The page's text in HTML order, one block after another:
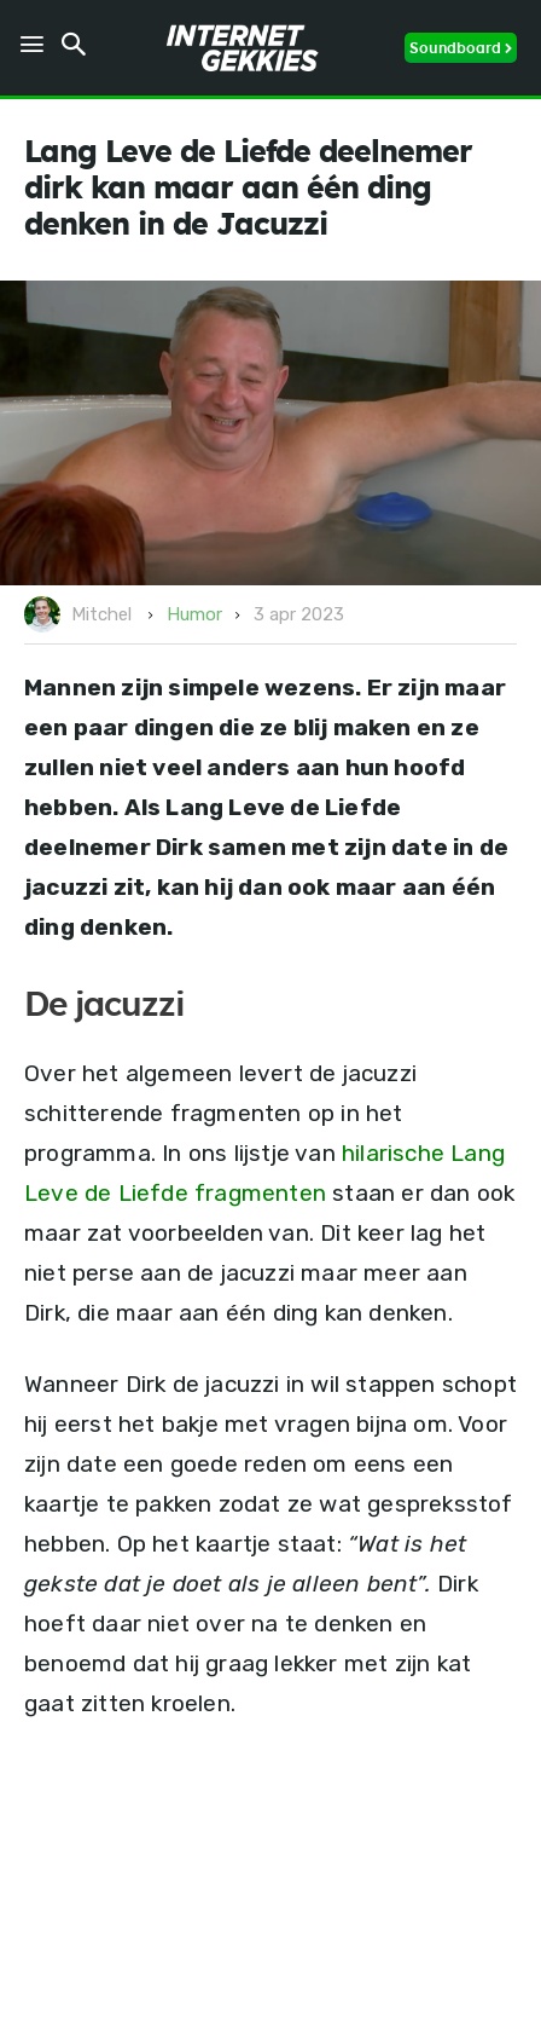
Soundboard
Lang Leve de Liefde deelnemer
dirk kan maar aan één ding
denken in de Jacuzzi
Mitchel Humor 3 apr 2023
Mannen zijn simpele wezens. Er zijn maar
een paar dingen die ze blij maken en ze
zullen niet veel anders aan hun hoofd
hebben. Als Lang Leve de Liefde
deelnemer Dirk samen met zijn date in de
jacuzzi zit, kan hij dan ook maar aan één
ding denken.
De jacuzzi
Over het algemeen levert de jacuzzi
schitterende fragmenten op in het
programma. In ons lijstje van hilarische Lang
Leve de Liefde fragmenten staan er dan ook
maar zat voorbeelden van. Dit keer lag het
niet perse aan de jacuzzi maar meer aan
Dirk, die maar aan één ding kan denken.
Wanneer Dirk de jacuzzi in wil stappen schopt
hij eerst het bakje met vragen bijna om. Voor
zijn date een goede reden om eens een
kaartje te pakken zodat ze wat gespreksstof
hebben. Op het kaartje staat: “Wat is het
gekste dat je doet als je alleen bent”. Dirk
hoeft daar niet over na te denken en
benoemd dat hij graag lekker met zijn kat
gaat zitten kroelen.